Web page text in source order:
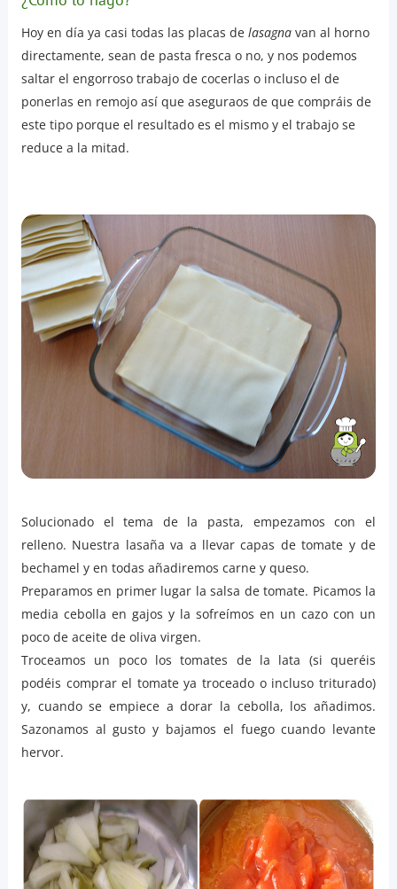
Hoy en día ya casi todas las placas de lasagnavan al horno
directamente, sean de pasta fresca o no, y nos podemos
saltar el engorroso trabajo de cocerlas o incluso el de
ponerlas en remojo así que aseguraos de que compráis de
este tipo porque el resultado es el mismo y el trabajo se
reduce a la mitad.
Solucionado el tema de la pasta, empezamos con el
relleno. Nuestra lasaña va a llevar capas de tomate y de
bechamel y en todas añadiremos carne y queso.
Preparamos en primer lugar la salsa de tomate. Picamos la
media cebolla en gajos y la sofreímos en un cazo con un
poco de aceite de oliva virgen.
Troceamos un poco los tomates de la lata (si queréis
podéis comprar el tomate ya troceado o incluso triturado)
y, cuando se empiece a dorar la cebolla, los añadimos.
Sazonamos al gusto y bajamos el fuego cuando levante
hervor.